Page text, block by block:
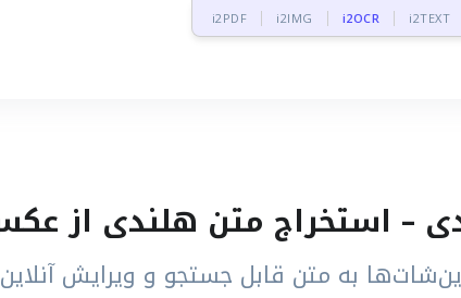
i2PDF i2IMG i2OCR i2TEXT
به متن قابل جستجو و ویرایش آنلاین